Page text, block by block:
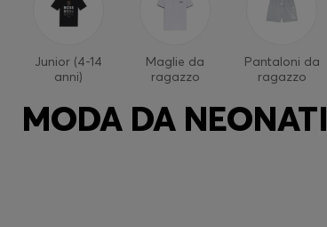
Junior (4-14
anni)
Maglie da
ragazzo
Pantaloni da
ragazzo
MODA DA NEONATI